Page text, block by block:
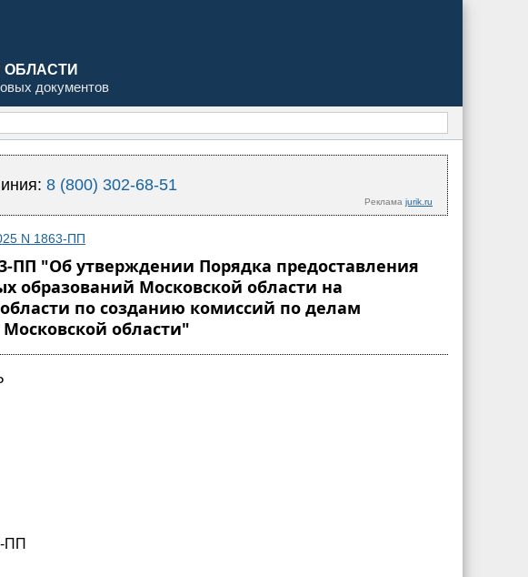
документов
8 (800) 302-68-51
Реклама jurik.ru
N 1863-ПП
ПП "Об утверждении Порядка предоставления
Московской области на
по созданию комиссий по делам
области"
ПП